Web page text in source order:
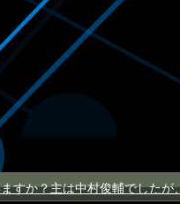
すか？主は中村俊輔でした